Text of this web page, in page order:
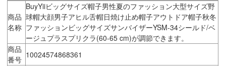
商品
名称
BuyYiiビッグサイズ帽子男性夏のファッション大型サイズ野
球帽大顔男子アヒル舌帽日焼け止め帽子アウトドア帽子秋冬
ファッションビッグサイズサンバイザーYSM-34シールド/ベ
ージュプラスプリクラ(60-65 cm)が調節できます。
商品
番号 10024574868361